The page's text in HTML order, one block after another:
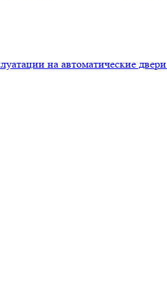
на автоматические двери